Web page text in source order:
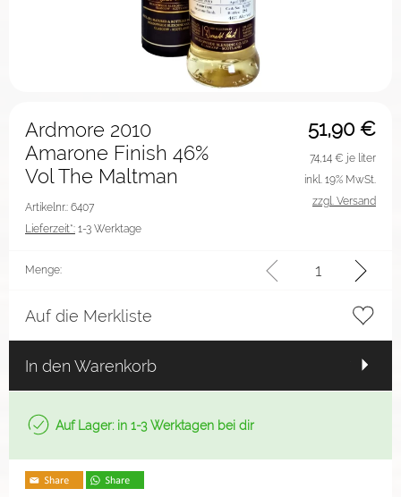
51,90 €
Ardmore 2010
Amarone Finish 46%
Vol The Maltman
Artikelnr.: 6407
Lieferzeit*: 1-3 Werktage
74,14 € je liter
inkl. 19% MwSt.
zzgl. Versand
Menge:
Auf die Merkliste
In den Warenkorb
Auf Lager: in 1-3 Werktagen bei dir